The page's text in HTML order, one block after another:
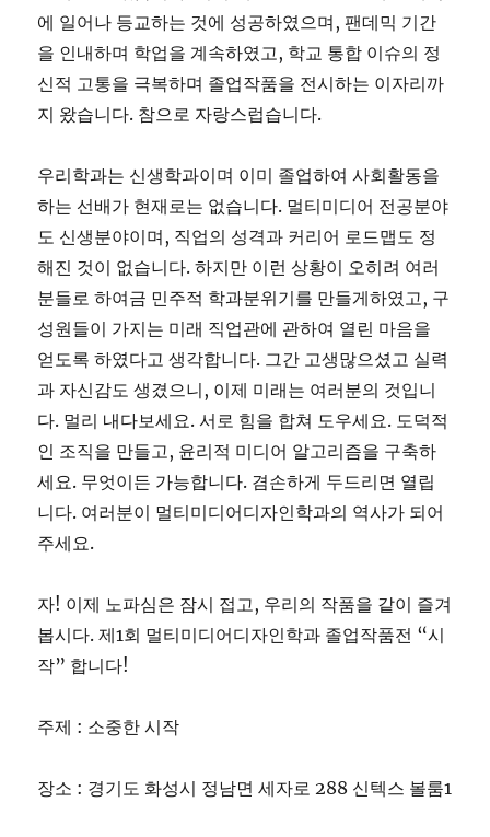
에 일어나 등교하는 것에 성공하였으며, 팬데믹 기간
을 인내하며 학업을 계속하였고, 학교 통합 이슈의 정
신적 고통을 극복하며 졸업작품을 전시하는 이자리까
지 왔습니다. 참으로 자랑스럽습니다.
우리학과는 신생학과이며 이미 졸업하여 사회활동을
하는 선배가 현재로는 없습니다. 멀티미디어 전공분야
도 신생분야이며, 직업의 성격과 커리어 로드맵도 정
해진 것이 없습니다. 하지만 이런 상황이 오히려 여러
분들로 하여금 민주적 학과분위기를 만들게하였고, 구
성원들이 가지는 미래 직업관에 관하여 열린 마음을
얻도록 하였다고 생각합니다. 그간 고생많으셨고 실력
과 자신감도 생겼으니, 이제 미래는 여러분의 것입니
다. 멀리 내다보세요. 서로 힘을 합쳐 도우세요. 도덕적
인 조직을 만들고, 윤리적 미디어 알고리즘을 구축하
세요. 무엇이든 가능합니다. 겸손하게 두드리면 열립
니다. 여러분이 멀티미디어디자인학과의 역사가 되어
주세요.
자! 이제 노파심은 잠시 접고, 우리의 작품을 같이 즐겨
봅시다. 제1회 멀티미디어디자인학과 졸업작품전 “시
작” 합니다!
주제 : 소중한 시작
장소 : 경기도 화성시 정남면 세자로 288 신텍스 볼룸1